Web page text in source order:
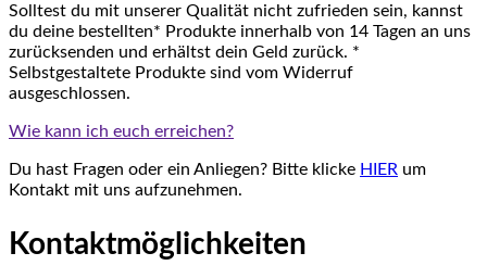
Solltest du mit unserer Qualität nicht zufrieden sein, kannst
du deine bestellten* Produkte innerhalb von 14 Tagen an uns
zurücksenden und erhältst dein Geld zurück. *
Selbstgestaltete Produkte sind vom Widerruf
ausgeschlossen.
Wie kann ich euch erreichen?
Du hast Fragen oder ein Anliegen? Bitte klicke HIER um
Kontakt mit uns aufzunehmen.
Kontaktmöglichkeiten